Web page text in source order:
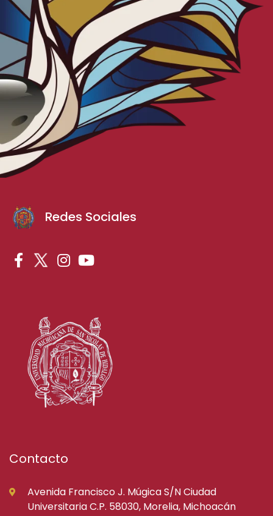
Redes Sociales
Contacto
Avenida Francisco J. Múgica S/N Ciudad
Universitaria C.P. 58030, Morelia, Michoacán